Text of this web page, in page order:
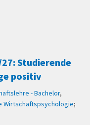
Studierende
positiv
- Bachelor,
Wirtschaftspsychologie;